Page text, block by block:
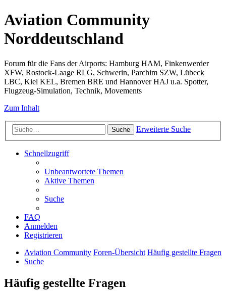
Aviation Community
Norddeutschland
Forum für die Fans der Airports: Hamburg HAM, Finkenwerder
XFW, Rostock-Laage RLG, Schwerin, Parchim SZW, Lübeck
LBC, Kiel KEL, Bremen BRE und Hannover HAJ u.a. Spotter,
Flugzeug-Simulation, Technik, Movements
Zum Inhalt
Suche Erweiterte Suche
Schnellzugriff
Unbeantwortete Themen
Aktive Themen
Suche
FAQ
Anmelden
Registrieren
Aviation Community Foren-Übersicht Häufig gestellte Fragen
Suche
Häufig gestellte Fragen